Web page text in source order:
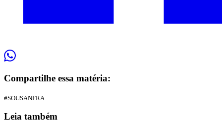
Compartilhe essa matéria:
#SOUSANFRA
Leia também